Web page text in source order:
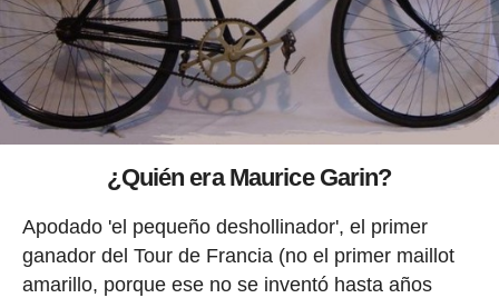
¿Quién era Maurice Garin?
Apodado 'el pequeño deshollinador', el primer
ganador del Tour de Francia (no el primer maillot
amarillo, porque ese no se inventó hasta años